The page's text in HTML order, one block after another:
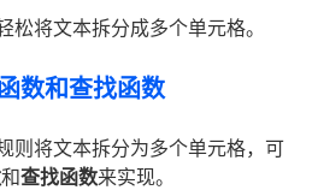
松将文本拆分成多个单元格。
数和查找函数
则将文本拆分为多个单元格，可
和查找函数来实现。